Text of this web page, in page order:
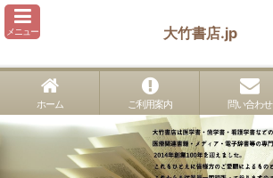
メニュー 大竹書店.jp
ホーム ご利用案内 問い合わせ